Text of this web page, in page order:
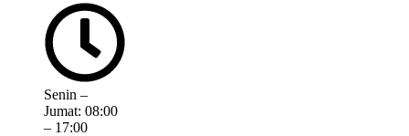
Senin –
Jumat: 08:00
– 17:00